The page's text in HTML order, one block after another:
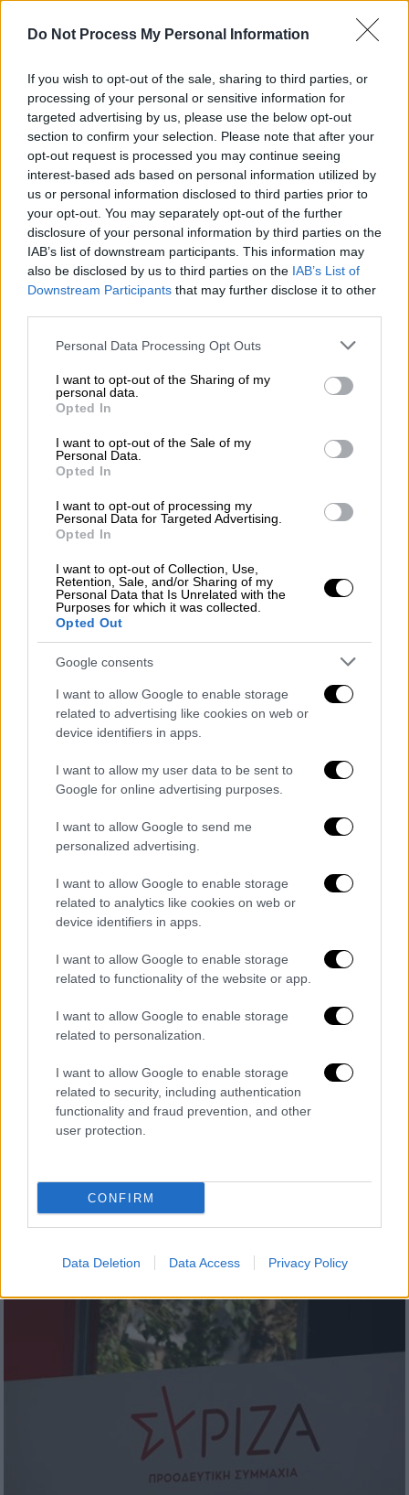
Do Not Process My Personal Information
If you wish to opt-out of the sale, sharing to third parties, or
processing of your personal or sensitive information for
targeted advertising by us, please use the below opt-out
section to confirm your selection. Please note that after your
opt-out request is processed you may continue seeing
interest-based ads based on personal information utilized by
us or personal information disclosed to third parties prior to
your opt-out. You may separately opt-out of the further
disclosure of your personal information by third parties on the
IAB’s list of downstream participants. This information may
also be disclosed by us to third parties on the IAB’s List of
Downstream Participants that may further disclose it to other
Please note that this website/app uses one or more Google
not limited to your visit or usage behaviour. You may click to
grant or deny consent to Google and its third-party tags to
use your data for below specified purposes in below Google
consent section.
Personal Data Processing Opt Outs
I want to opt-out of the Sharing of my
personal data.
Opted In
I want to opt-out of the Sale of my
Personal Data.
Opted In
I want to opt-out of processing my
Personal Data for Targeted Advertising.
Opted In
I want to opt-out of Collection, Use,
Retention, Sale, and/or Sharing of my
Personal Data that Is Unrelated with the
Purposes for which it was collected.
Opted Out
Google consents
I want to allow Google to enable storage
related to advertising like cookies on web or
device identifiers in apps.
I want to allow my user data to be sent to
Google for online advertising purposes.
I want to allow Google to send me
personalized advertising.
I want to allow Google to enable storage
related to analytics like cookies on web or
device identifiers in apps.
I want to allow Google to enable storage
related to functionality of the website or app.
I want to allow Google to enable storage
related to personalization.
I want to allow Google to enable storage
related to security, including authentication
functionality and fraud prevention, and other
user protection.
CONFIRM
Data Deletion Data Access Privacy Policy
Νέος «πόλεμος» δηλώσεων για το Ειδικό
Δικαστήριο - «Η αγωνία της
η ΝΔ στον ΣΥΡΙΖΑ
Όπως αναφέρει στην ανακοίνωσή του το
κυβερνών κόμμα, δεν πρόκειται «να
ακολουθήσει τον ολισθηρό θεσμικό
κατήφορο του ΣΥΡΙΖΑ και δεν θα
τοποθετηθεί όσο η δίκη βρίσκεται σε
εξέλιξη και δεν έχει εκδοθεί η τελική
ετυμηγορία»
Κόσμος|10.02.2023 22:54
Οργή και αγωνία δίχως τέλος σε
Τουρκία και Συρία: Πάνω από 23.000
νεκροί από τους σεισμούς - Αδειάζει η
«κλεψύδρα» για τους αγνοούμενους
5,3 εκατομμύρια άνθρωποι κινδυνεύουν να
μείνουν άστεγοι, ενώ ζωντανοί ανασύρθηκαν
από τα χαλάσματα ακόμα και 110 ώρες μετά
το χτύπημα του σεισμού
Πολιτισμός|10.02.2023 22:43
Πέθανε ο σκηνοθέτης της ταινίας
Είχε κερδίσει το Όσκαρ το 1982
O Χάντσον άφησε την τελευταία του πνοή